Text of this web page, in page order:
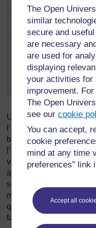
The Open
similar
secure and
are necessary
are used for
displaying
your activities for
improvement.
The Open
see ourcookie
You can accept,
cookie
mind at any time
preferences” link
Accept all
dans sa classe ?
de dresser
compréhension
Si vous travaillez
vos listes et
pourriez adopter
propre langage
Un vocabulaire et/ou
l’expérience de l’enfant
barrière entre l’enfant et
l’enseignant.
vocabulaire et la
à ce que les élèves le
son élocution, sa diction
maintenir l’attention
qui ont besoin de lire
facilement.